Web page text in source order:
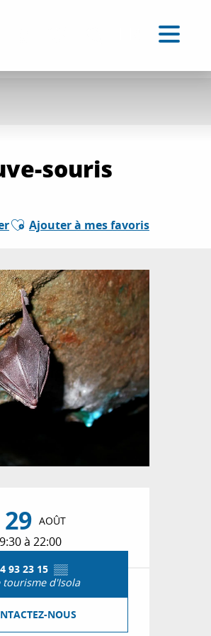
souris
Ajouter aux favoris
Ajouter à mes favoris
et
29 AOÛT
à 22:00
93 23 15 ▒▒
tourisme d'Isola
NOUS